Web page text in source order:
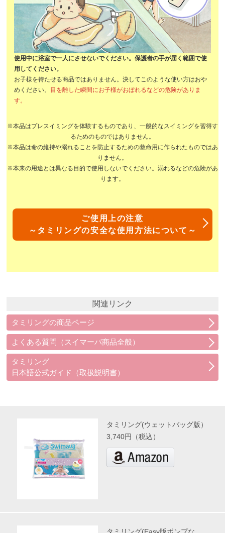
使用中に浴室で一人にさせないでください。保護者の手が届く範囲で使
用してください。
お子様を待たせる商品ではありません。決してこのような使い方はおや
めください。
目を離した瞬間にお子様がおぼれるなどの危険がありま
す。
※本品はプレスイミングを体験するものであり、一般的なスイミングを習得す
るためのものではありません。
※本品は命の維持や溺れることを防止するための救命用に作られたものではあ
りません。
※本来の用途とは異なる目的で使用しないでください。溺れるなどの危険があ
ります。
ご使用上の注意
～タミリングの安全な使用方法について～
関連リンク
タミリングの商品ページ
よくある質問（スイマーバ商品全般）
タミリング
日本語公式ガイド（取扱説明書）
タミリング(ウェットバッグ版）
3,740円（税込）